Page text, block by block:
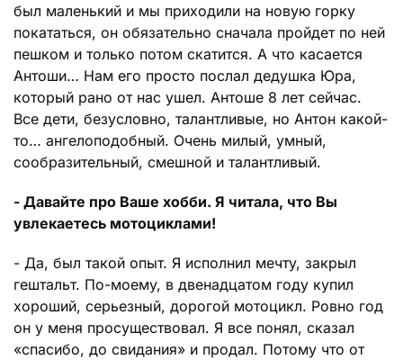
был маленький и мы приходили на новую горку
покататься, он обязательно сначала пройдет по ней
пешком и только потом скатится. А что касается
Антоши… Нам его просто послал дедушка Юра,
который рано от нас ушел. Антоше 8 лет сейчас.
Все дети, безусловно, талантливые, но Антон какой-
то… ангелоподобный. Очень милый, умный,
сообразительный, смешной и талантливый.
- Давайте про Ваше хобби. Я читала, что Вы
увлекаетесь мотоциклами!
- Да, был такой опыт. Я исполнил мечту, закрыл
гештальт. По-моему, в двенадцатом году купил
хороший, серьезный, дорогой мотоцикл. Ровно год
он у меня просуществовал. Я все понял, сказал
«спасибо, до свидания» и продал. Потому что от